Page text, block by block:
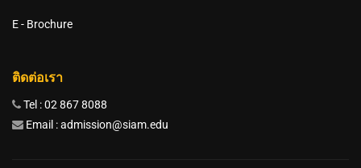
E - Brochure
ติดต่อเรา
Tel : 02 867 8088
Email : admission@siam.edu